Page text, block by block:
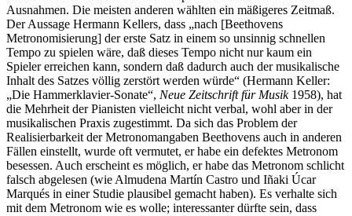
Ausnahmen. Die meisten anderen wählten ein mäßigeres Zeitmaß.
Der Aussage Hermann Kellers, dass „nach [Beethovens
Metronomisierung] der erste Satz in einem so unsinnig schnellen
Tempo zu spielen wäre, daß dieses Tempo nicht nur kaum ein
Spieler erreichen kann, sondern daß dadurch auch der musikalische
Inhalt des Satzes völlig zerstört werden würde“ (Hermann Keller:
„Die Hammerklavier-Sonate“, Neue Zeitschrift für Musik1958), hat
die Mehrheit der Pianisten vielleicht nicht verbal, wohl aber in der
musikalischen Praxis zugestimmt. Da sich das Problem der
Realisierbarkeit der Metronomangaben Beethovens auch in anderen
Fällen einstellt, wurde oft vermutet, er habe ein defektes Metronom
besessen. Auch erscheint es möglich, er habe das Metronom schlicht
falsch abgelesen (wie Almudena Martín Castro und Iñaki Úcar
Marqués in einer Studie plausibel gemacht haben). Es verhalte sich
mit dem Metronom wie es wolle; interessanter dürfte sein, dass